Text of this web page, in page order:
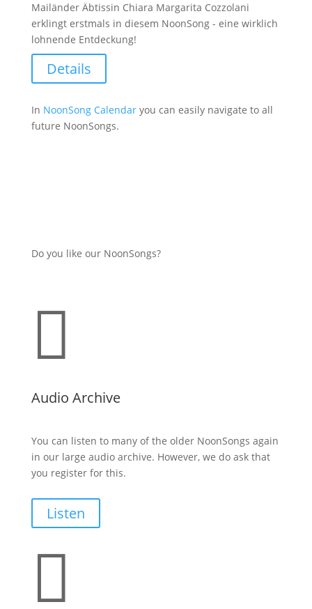
Mailänder Äbtissin Chiara Margarita Cozzolani
erklingt erstmals in diesem NoonSong - eine wirklich
lohnende Entdeckung!
Details
In NoonSong Calendaryou can easily navigate to all
future NoonSongs.
Do you like our NoonSongs?

Audio Archive
You can listen to many of the older NoonSongs again
in our large audio archive. However, we do ask that
you register for this.
Listen
